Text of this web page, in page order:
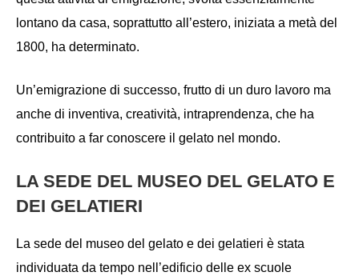
lontano da casa, soprattutto all’estero, iniziata a metà del
1800, ha determinato.
Un’emigrazione di successo, frutto di un duro lavoro ma
anche di inventiva, creatività, intraprendenza, che ha
contribuito a far conoscere il gelato nel mondo.
LA SEDE DEL MUSEO DEL GELATO E
DEI GELATIERI
La sede del museo del gelato e dei gelatieri è stata
individuata da tempo nell’edificio delle ex scuole